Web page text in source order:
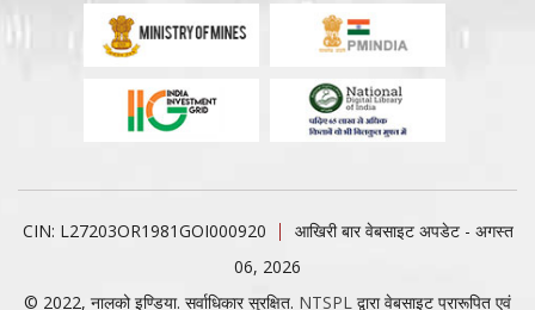
CIN: L27203OR1981GOI000920
आखिरी बार वेबसाइट अपडेट - अगस्त
06, 2026
© 2022, नालको इण्डिया. सर्वाधिकार सुरक्षित. NTSPL द्वारा वेबसाइट प्रारूपित एवं